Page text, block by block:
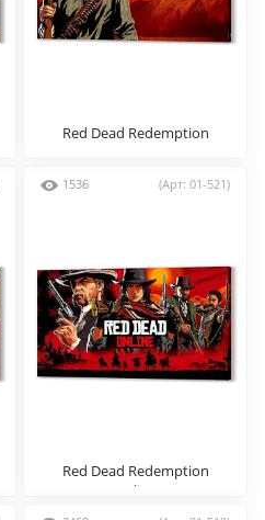
Red Dead Redemption
1536 (Арт: 01-521)
Red Dead Redemption
Online